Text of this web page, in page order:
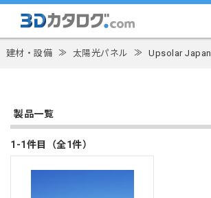
建材・設備 ≫ 太陽光パネル ≫ Upsolar Japan
製品一覧
1-1件目（全1件）